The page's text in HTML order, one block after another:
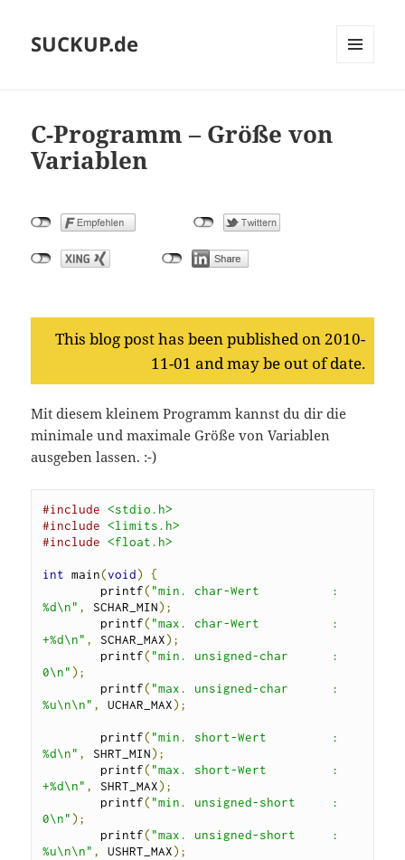
SUCKUP.de
C-Programm – Größe von
Variablen
This blog post has been published on 2010-
11-01 and may be out of date.
Mit diesem kleinem Programm kannst du dir die
minimale und maximale Größe von Variablen
ausgeben lassen. :-)
#include <stdio.h>
#include <limits.h>
#include <float.h>
int main(void)
{
        printf
( "min. char-Wert          :
%d\n" , SCHAR_MIN);
        printf
( "max. char-Wert          :
+%d\n" , SCHAR_MAX);
        printf
( "min. unsigned-char      :
0\n" );
        printf
( "max. unsigned-char      :
%u\n\n" , UCHAR_MAX);
        printf
( "min. short-Wert         :
%d\n" , SHRT_MIN);
        printf
( "max. short-Wert         :
+%d\n" , SHRT_MAX);
        printf
( "min. unsigned-short     :
0\n" );
        printf
( "max. unsigned-short     :
%u\n\n" , USHRT_MAX);